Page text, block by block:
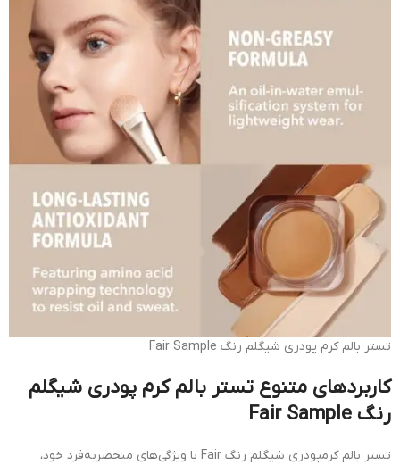
تستر بالم کرم پودری شیگلم رنگ Fair Sample
کاربردهای متنوع تستر بالم کرم پودری شیگلم
رنگ Fair Sample
تستر بالم کرمپودری شیگلم رنگ Fair با ویژگی‌های منحصربه‌فرد خود،